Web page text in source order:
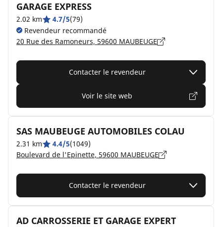
GARAGE EXPRESS
2.02 km 4.7/5(79)
Revendeur recommandé
20 Rue des Ramoneurs, 59600 MAUBEUGE
Contacter le revendeur
Voir le site web
SAS MAUBEUGE AUTOMOBILES COLAU
2.31 km 4.4/5(1049)
Boulevard de l'Epinette, 59600 MAUBEUGE
Contacter le revendeur
AD CARROSSERIE ET GARAGE EXPERT